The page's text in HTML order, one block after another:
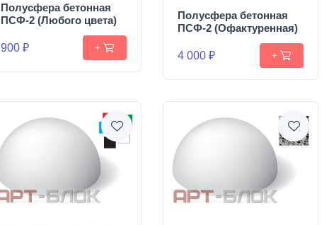
Полусфера бетонная
ПСФ-2 (Любого цвета)
900 ₽ +
Полусфера бетонная
ПСФ-2 (Офактуренная)
4 000 ₽ +